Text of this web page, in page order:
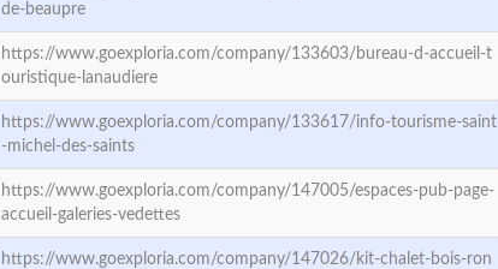
de-beaupre
https://www.goexploria.com/company/133603/bureau-d-accueil-t
ouristique-lanaudiere
https://www.goexploria.com/company/133617/info-tourisme-saint
-michel-des-saints
https://www.goexploria.com/company/147005/espaces-pub-page-
accueil-galeries-vedettes
https://www.goexploria.com/company/147026/kit-chalet-bois-ron